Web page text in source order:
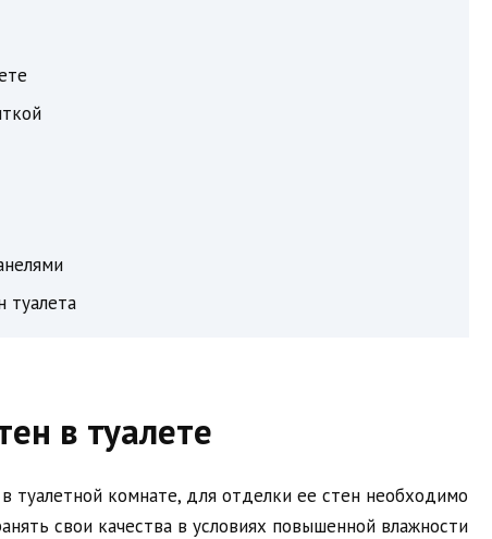
туалета
в туалете
туалетной комнате, для отделки ее стен необходимо
свои качества в условиях повышенной влажности